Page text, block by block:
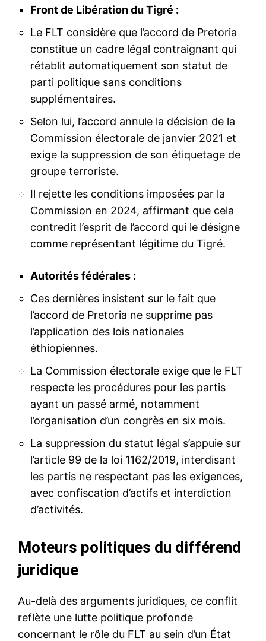
Front de Libération du Tigré :
Le FLT considère que l’accord de Pretoria
constitue un cadre légal contraignant qui
rétablit automatiquement son statut de
parti politique sans conditions
supplémentaires.
Selon lui, l’accord annule la décision de la
Commission électorale de janvier 2021 et
exige la suppression de son étiquetage de
groupe terroriste.
Il rejette les conditions imposées par la
Commission en 2024, affirmant que cela
contredit l’esprit de l’accord qui le désigne
comme représentant légitime du Tigré.
Autorités fédérales :
Ces dernières insistent sur le fait que
l’accord de Pretoria ne supprime pas
l’application des lois nationales
éthiopiennes.
La Commission électorale exige que le FLT
respecte les procédures pour les partis
ayant un passé armé, notamment
l’organisation d’un congrès en six mois.
La suppression du statut légal s’appuie sur
l’article 99 de la loi 1162/2019, interdisant
les partis ne respectant pas les exigences,
avec confiscation d’actifs et interdiction
d’activités.
Moteurs politiques du différend
juridique
Au-delà des arguments juridiques, ce conflit
reflète une lutte politique profonde
concernant le rôle du FLT au sein d’un État